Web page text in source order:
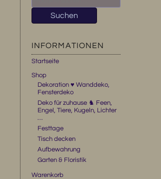
nach:
Suchen
INFORMATIONEN
Startseite
Shop
Dekoration ♥ Wanddeko,
Fensterdeko
Deko für zuhause ♞ Feen,
Engel, Tiere, Kugeln, Lichter
…
Festtage
Tisch decken
Aufbewahrung
Garten & Floristik
Warenkorb